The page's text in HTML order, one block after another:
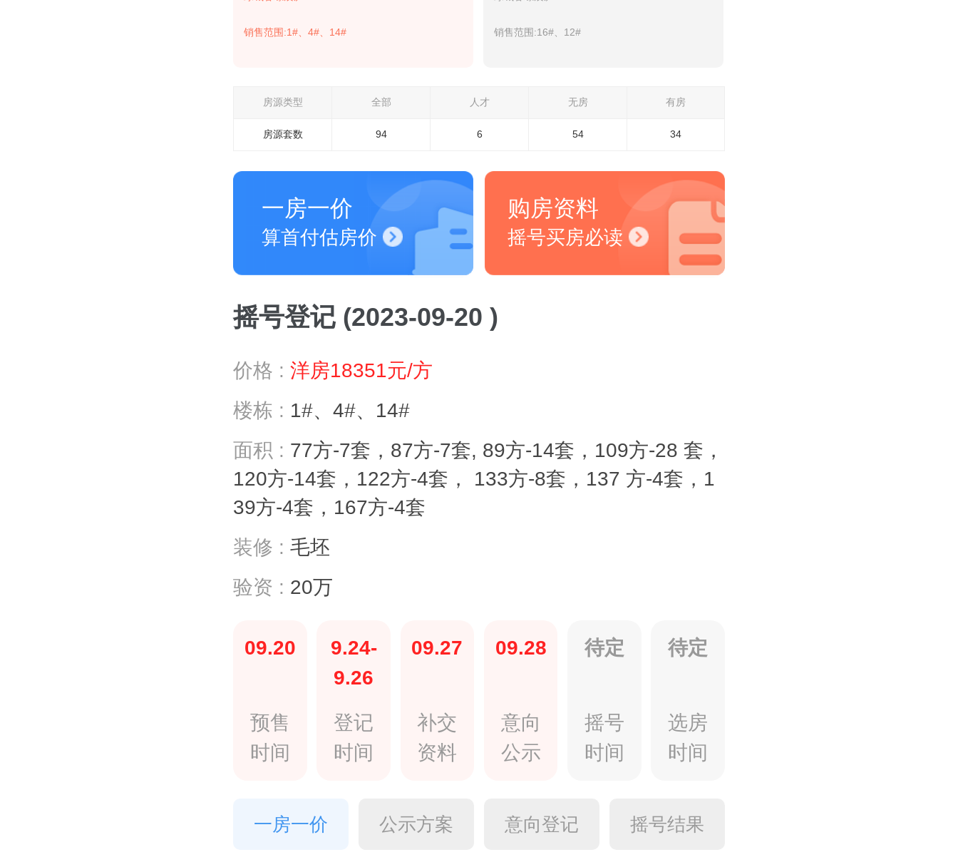
销售范围:1#、4#、14# 销售范围:16#、12#
房源类型 全部 人才 无房 有房
房源套数 94 6 54 34
一房一价
算首付估房价
购房资料
摇号买房必读
摇号登记 (2023-09-20 )
价格 : 洋房18351元/方
楼栋 : 1#、4#、14#
面积 : 77方-7套，87方-7套, 89方-14套，109方-28 套，
120方-14套，122方-4套， 133方-8套，137 方-4套，1
39方-4套，167方-4套
装修 : 毛坯
验资 : 20万
09.20
预售
时间
9.24-
9.26
登记
时间
09.27
补交
资料
09.28
意向
公示
待定
摇号
时间
待定
选房
时间
一房一价 公示方案 意向登记 摇号结果